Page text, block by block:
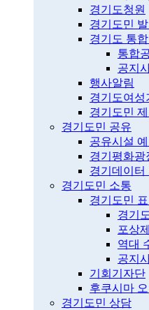
경기도청원
경기도민
경기도 통
통합
공지
행사알림
경기도여성
경기도민
경기도민 공유
공유시설
경기평화광
경기데이터
경기도민 소통
경기도민
경기
포상
역대
공지
기회기자단
후쿠시마
경기도민 상담